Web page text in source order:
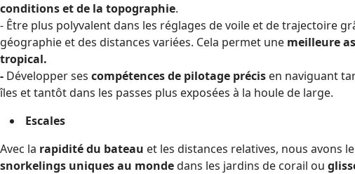
conditions et de la topographie.
- Être plus polyvalent dans les réglages de voile et de trajectoire
géographie et des distances variées. Cela permet une meilleure
tropical.
- Développer ses compétences de pilotage précis en naviguant
îles et tantôt dans les passes plus exposées à la houle de large.
Escales
Avec la rapidité du bateau et les distances relatives, nous avons
snorkelings uniques au mondedans les jardins de corail ou